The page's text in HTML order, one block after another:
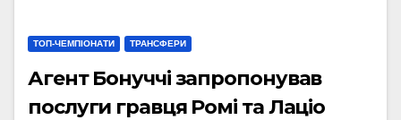
ТОП-ЧЕМПІОНАТИ ТРАНСФЕРИ
Агент Бонуччі запропонував
послуги гравця Ромі та Лаціо